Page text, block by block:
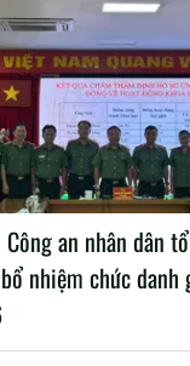
an nhân dân
nhiệm chức danh